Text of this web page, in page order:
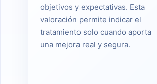
objetivos y expectativas. Esta
valoración permite indicar el
tratamiento solo cuando aporta
una mejora real y segura.